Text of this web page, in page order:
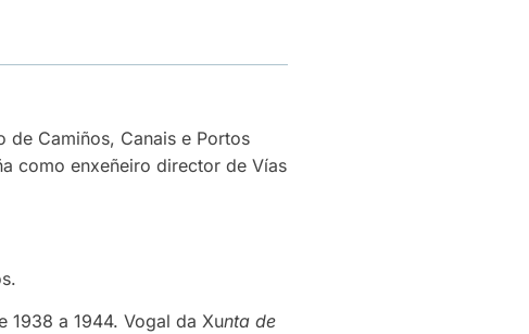
de Camiños, Canais e Portos
como enxeñeiro director de Vías
1938 a 1944. Vogal da Xunta de